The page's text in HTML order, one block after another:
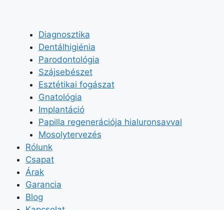
Diagnosztika
Dentálhigiénia
Parodontológia
Szájsebészet
Esztétikai fogászat
Gnatológia
Implantáció
Papilla regenerációja hialuronsavval
Mosolytervezés
Rólunk
Csapat
Árak
Garancia
Blog